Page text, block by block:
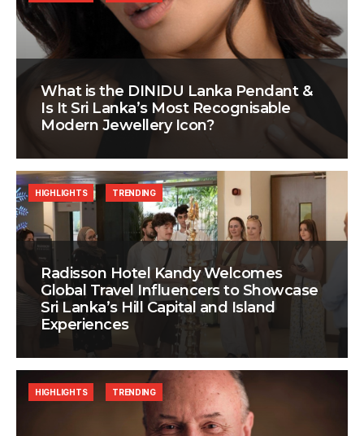
What is the DINIDU Lanka Pendant &
Is It Sri Lanka’s Most Recognisable
Modern Jewellery Icon?
Radisson Hotel Kandy Welcomes
Global Travel Influencers to Showcase
Sri Lanka’s Hill Capital and Island
Experiences
HIGHLIGHTS TRENDING
HIGHLIGHTS TRENDING